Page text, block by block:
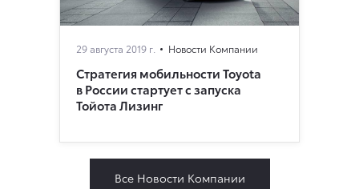
29 августа 2019 г. Новости Компании
Стратегия мобильности Toyota
в России стартует с запуска
Тойота Лизинг
Все Новости Компании